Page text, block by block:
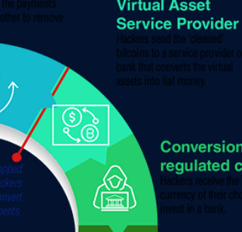
API
析
行工具
合規模組 API
KYC 網站工具
Transfer
支援中心